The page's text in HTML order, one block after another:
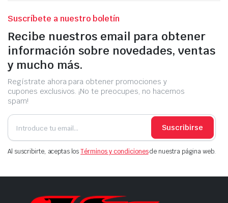
Suscríbete a nuestro boletín
Recibe nuestros email para obtener
información sobre novedades, ventas
y mucho más.
Regístrate ahora para obtener promociones y
cupones exclusivos. ¡No te preocupes, no hacemos
spam!
Suscribirse
Al suscribirte, aceptas losTérminos y condicionesde nuestra página web.